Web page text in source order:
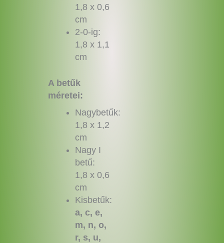
1,8 x 0,6
cm
2-0-ig:
1,8 x 1,1
cm
A betűk
méretei:
Nagybetűk:
1,8 x 1,2
cm
Nagy I
betű:
1,8 x 0,6
cm
Kisbetűk:
a, c, e,
m, n, o,
r, s, u,